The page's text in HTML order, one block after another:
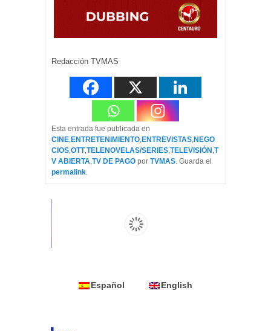
Redacción TVMAS
Esta entrada fue publicada en
CINE,ENTRETENIMIENTO,ENTREVISTAS,NEGO
CIOS,OTT,TELENOVELAS/SERIES,TELEVISIÓN ,T
V ABIERTA,TV DE PAGO por TVMAS. Guarda el
permalink.
Español English